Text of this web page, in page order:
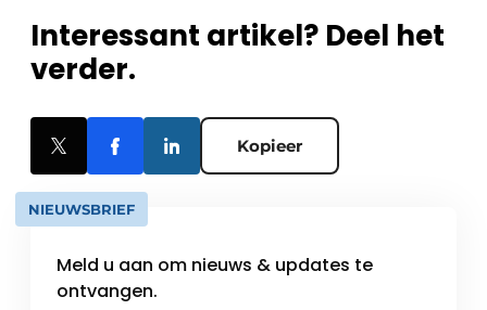
Interessant artikel? Deel het
verder.
Kopieer
NIEUWSBRIEF
Meld u aan om nieuws & updates te
ontvangen.